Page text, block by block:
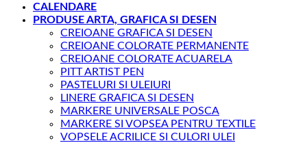
CALENDARE
PRODUSE ARTA, GRAFICA SI DESEN
CREIOANE GRAFICA SI DESEN
CREIOANE COLORATE PERMANENTE
CREIOANE COLORATE ACUARELA
PITT ARTIST PEN
PASTELURI SI ULEIURI
LINERE GRAFICA SI DESEN
MARKERE UNIVERSALE POSCA
MARKERE SI VOPSEA PENTRU TEXTILE
VOPSELE ACRILICE SI CULORI ULEI